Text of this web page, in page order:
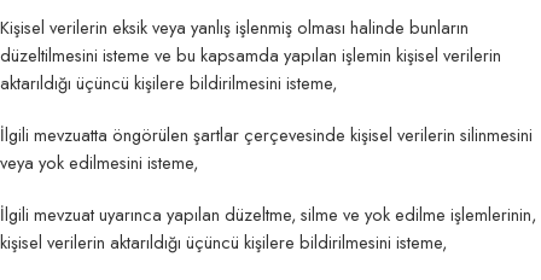
Kişisel verilerin eksik veya yanlış işlenmiş olması halinde bunların
düzeltilmesini isteme ve bu kapsamda yapılan işlemin kişisel verilerin
aktarıldığı üçüncü kişilere bildirilmesini isteme,
İlgili mevzuatta öngörülen şartlar çerçevesinde kişisel verilerin silinmesini
veya yok edilmesini isteme,
İlgili mevzuat uyarınca yapılan düzeltme, silme ve yok edilme işlemlerinin,
kişisel verilerin aktarıldığı üçüncü kişilere bildirilmesini isteme,